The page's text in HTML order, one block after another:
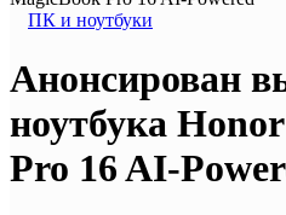
ПК и ноутбуки
Анонсирован
ноутбука
Pro 16 AI-